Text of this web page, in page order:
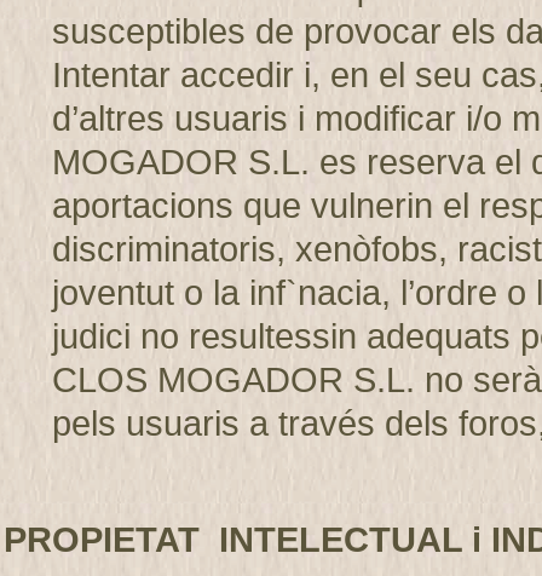
susceptibles de provocar els
Intentar accedir i, en el seu
d’altres usuaris i modificar i/o
MOGADOR S.L. es reserva el
aportacions que vulnerin el
discriminatoris, xenòfobs,
joventut o la inf`nacia, l’ordre
judici no resultessin adequats
CLOS MOGADOR S.L. no
pels usuaris a través dels
PROPIETAT INTELECTUAL i